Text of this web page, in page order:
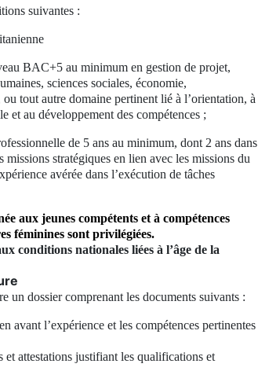
suivantes :
BAC+5 au minimum en gestion de projet,
sciences sociales, économie,
tout autre domaine pertinent lié à l’orientation, à
et au développement des compétences ;
de 5 ans au minimum, dont 2 ans dans
missions stratégiques en lien avec les missions du
avérée dans l’exécution de tâches
aux jeunes compétents et à compétences
féminines sont privilégiées.
conditions nationales liées à l’âge de la
un dossier comprenant les documents suivants :
avant l’expérience et les compétences pertinentes
et attestations justifiant les qualifications et